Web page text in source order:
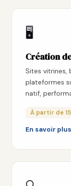
🖥️
Création
Sites
plateformes
natif,
À partir de
En savoir